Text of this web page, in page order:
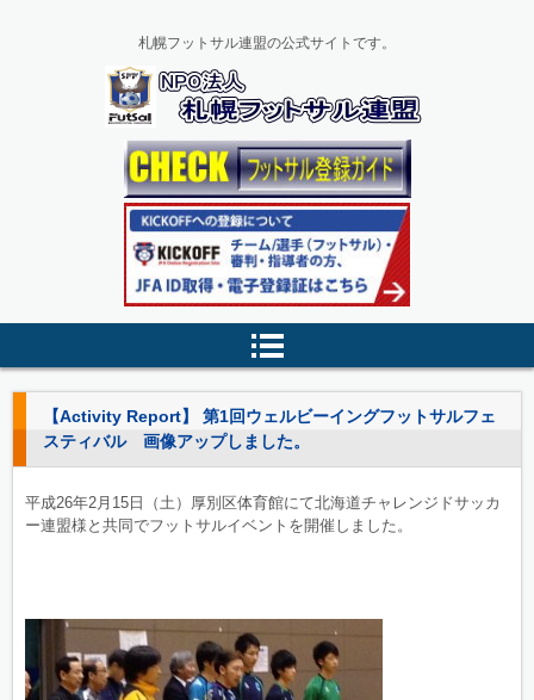
札幌フットサル連盟の公式サイトです。
【Activity Report】 第1回ウェルビーイングフットサルフェ
スティバル 画像アップしました。
平成26年2月15日（土）厚別区体育館にて北海道チャレンジドサッカ
ー連盟様と共同でフットサルイベントを開催しました。